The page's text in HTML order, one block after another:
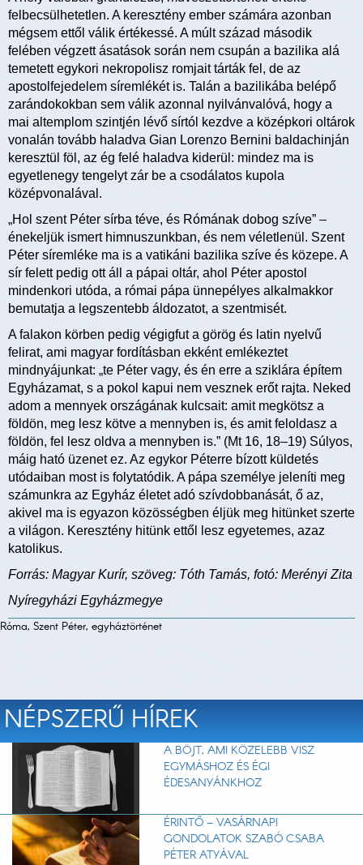
felbecsülhetetlen. A keresztény ember számára azonban
mégsem ettől válik értékessé. A múlt század második
felében végzett ásatások során nem csupán a bazilika alá
temetett egykori nekropolisz romjait tárták fel, de az
apostolfejedelem síremlékét is. Talán a bazilikába belépő
zarándokokban sem válik azonnal nyilvánvalóvá, hogy a
mai altemplom szintjén lévő sírtól kezdve a középkori oltárok
vonalán tovább haladva Gian Lorenzo Bernini baldachinján
keresztül föl, az ég felé haladva kiderül: mindez ma is
egyetlenegy tengelyt zár be a csodálatos kupola
középvonalával.
„Hol szent Péter sírba téve, és Rómának dobog szíve” –
énekeljük ismert himnuszunkban, és nem véletlenül. Szent
Péter síremléke ma is a vatikáni bazilika szíve és közepe. A
sír felett pedig ott áll a pápai oltár, ahol Péter apostol
mindenkori utóda, a római pápa ünnepélyes alkalmakkor
bemutatja a legszentebb áldozatot, a szentmisét.
A falakon körben pedig végigfut a görög és latin nyelvű
felirat, ami magyar fordításban ekként emlékeztet
mindnyájunkat: „te Péter vagy, és én erre a sziklára építem
Egyházamat, s a pokol kapui nem vesznek erőt rajta. Neked
adom a mennyek országának kulcsait: amit megkötsz a
földön, meg lesz kötve a mennyben is, és amit feloldasz a
földön, fel lesz oldva a mennyben is.” (Mt 16, 18–19) Súlyos,
máig ható üzenet ez. Az egykor Péterre bízott küldetés
utódaiban most is folytatódik. A pápa személye jeleníti meg
számunkra az Egyház életet adó szívdobbanását, ő az,
akivel ma is egyazon közösségben éljük meg hitünket szerte
a világon. Keresztény hitünk ettől lesz egyetemes, azaz
katolikus.
Forrás: Magyar Kurír, szöveg: Tóth Tamás, fotó: Merényi Zita
Nyíregyházi Egyházmegye
Róma, Szent Péter, egyháztörténet
NÉPSZERŰ HÍREK
A BÖJT, AMI KÖZELEBB VISZ
EGYMÁSHOZ ÉS ÉGI
ÉDESANYÁNKHOZ
ÉRINTŐ – VASÁRNAPI
GONDOLATOK SZABÓ CSABA
PÉTER ATYÁVAL